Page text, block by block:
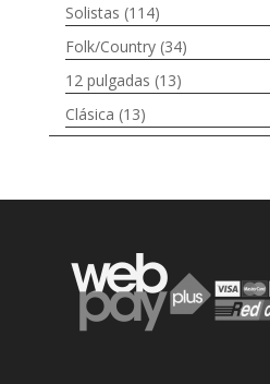
Solistas (114)
Folk/Country (34)
12 pulgadas (13)
Clásica (13)